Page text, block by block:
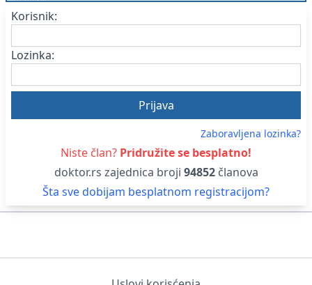
Korisnik:
Lozinka:
Zaboravljena lozinka?
Niste član? Pridružite se besplatno!
doktor.rs zajednica broji 94852članova
Šta sve dobijam besplatnom registracijom?